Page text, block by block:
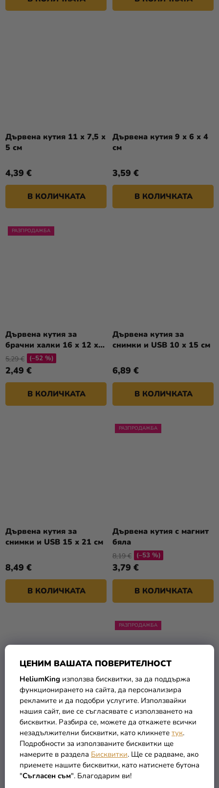
ЦЕНИМ ВАШАТА ПОВЕРИТЕЛНОСТ
HeliumKing използва бисквитки, за да поддържа
функционирането на сайта, да персонализира
рекламите и да подобри услугите. Използвайки
нашия сайт, вие се съгласявате с използването на
бисквитки. Разбира се, можете да откажете всички
незадължителни бисквитки, като кликнете тук.
Подробности за използваните бисквитки ще
намерите в раздела Бисквитки. Ще се радваме, ако
приемете нашите бисквитки, като натиснете бутона
"Съгласен съм". Благодарим ви!
Дървена кутия 11 x 7,5 x
5 см
4,39 €
В КОЛИЧКАТА
Дървена кутия 9 x 6 x 4
см
3,59 €
В КОЛИЧКАТА
РАЗПРОДАЖБА
Дървена кутия за
брачни халки 16 x 12 x
4,2 см
2,49 €
5,29 € (–52 %)
В КОЛИЧКАТА
Дървена кутия за
снимки и USB 10 x 15 см
6,89 €
В КОЛИЧКАТА
Дървена кутия за
снимки и USB 15 х 21 см
8,49 €
В КОЛИЧКАТА
РАЗПРОДАЖБА
Дървена кутия с магнит
бяла
3,79 €
8,19 € (–53 %)
В КОЛИЧКАТА
Дървена кутия с магнит
естествена
5,69 €
РАЗПРОДАЖБА
Дървена щайга 23 x 15
см
5,39 €